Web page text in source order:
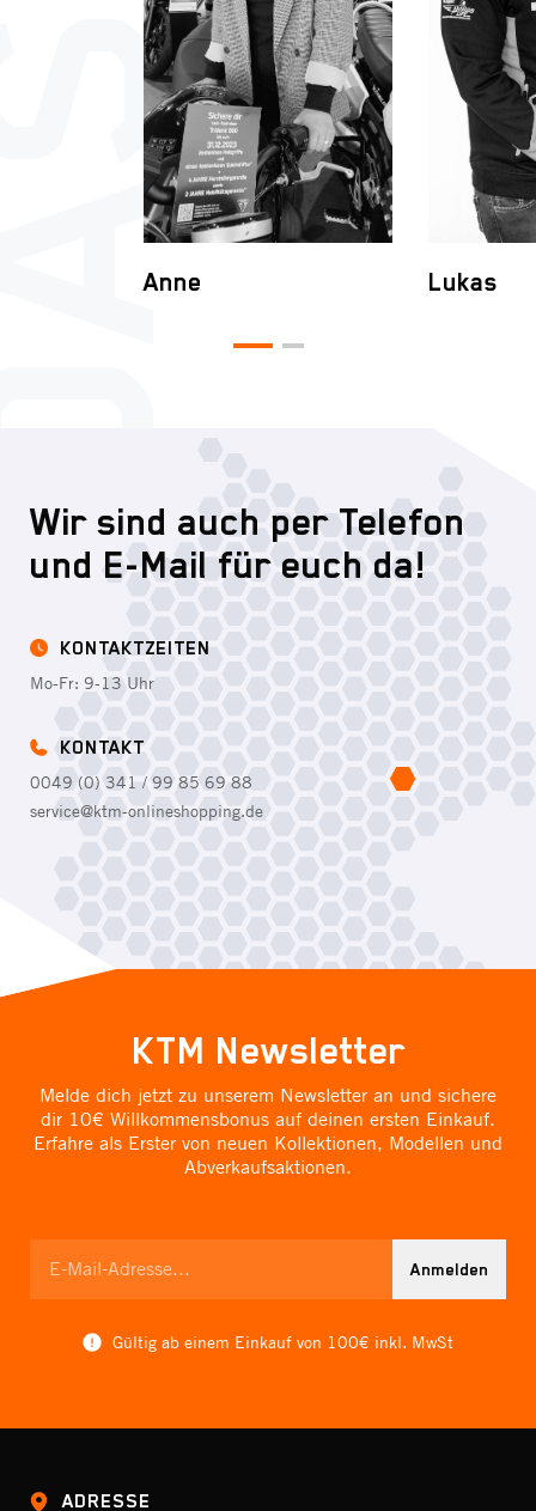
Anne Lukas
Wir sind auch per Telefon
und E-Mail für euch da!
KONTAKTZEITEN
Mo-Fr: 9-13 Uhr
KONTAKT
0049 (0) 341 / 99 85 69 88
service@ktm-onlineshopping.de
KTM Newsletter
Melde dich jetzt zu unserem Newsletter an und sichere
dir 10€ Willkommensbonus auf deinen ersten Einkauf.
Erfahre als Erster von neuen Kollektionen, Modellen und
Abverkaufsaktionen.
Anmelden
Gültig ab einem Einkauf von 100€ inkl. MwSt
ADRESSE